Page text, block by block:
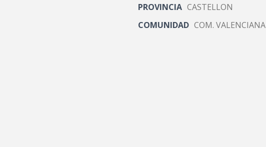
PROVINCIA CASTELLON
COMUNIDAD COM. VALENCIANA